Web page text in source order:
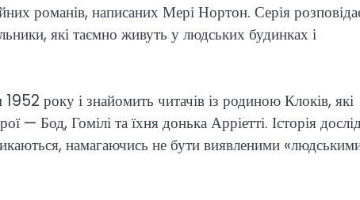
романів, написаних Мері Нортон. Серія
які таємно живуть у людських будинках і
року і знайомить читачів із родиною Клоків, які
— Бод, Гомілі та їхня донька Арріетті. Історія
намагаючись не бути виявленими